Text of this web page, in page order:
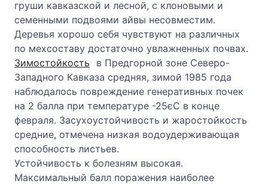
груши кавказской и лесной, с клоновыми и
семенными подвоями айвы несовместим.
Деревья хорошо себя чувствуют на различных
по мехсоставу достаточно увлажненных почвах.
Зимостойкость
в Предгорной зоне Северо-
Западного Кавказа средняя, зимой 1985 года
наблюдалось повреждение генеративных почек
на 2 балла при температуре -25єС в конце
февраля. Засухоустойчивость и жаростойкость
средние, отмечена низкая водоудерживающая
способность листьев.
Устойчивость к болезням высокая.
Максимальный балл поражения наиболее